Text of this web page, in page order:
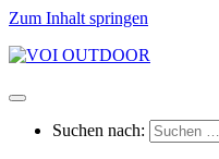
Zum Inhalt springen
Suchen nach: